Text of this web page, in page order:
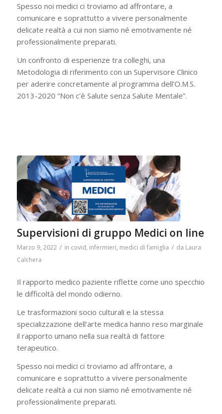
Spesso noi medici ci troviamo ad affrontare, a
comunicare e soprattutto a vivere personalmente
delicate realtà a cui non siamo né emotivamente né
professionalmente preparati.
Un confronto di esperienze tra colleghi, una
Metodologia di riferimento con un Supervisore Clinico
per aderire concretamente al programma dell’O.M.S.
2013-2020 “Non c’è Salute senza Salute Mentale”.
Supervisioni di gruppo Medici on line
Marzo 9, 2022 / in covid, infermieri, medici di famiglia / da Laura
Calchera
Il rapporto medico paziente riflette come uno specchio
le difficoltà del mondo odierno.
Le trasformazioni socio culturali e la stessa
specializzazione dell’arte medica hanno reso marginale
il rapporto umano nella sua realtà di fattore
terapeutico.
Spesso noi medici ci troviamo ad affrontare, a
comunicare e soprattutto a vivere personalmente
delicate realtà a cui non siamo né emotivamente né
professionalmente preparati.